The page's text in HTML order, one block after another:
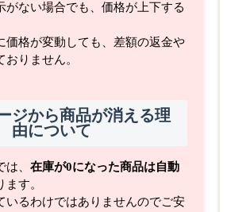
がない場合でも、価格が上下する
価格が変動しても、差額の返金や
りません。
ジから商品が消える理
由について
、 在庫が0になった商品は自動
ます。
いるわけではありませんのでご安